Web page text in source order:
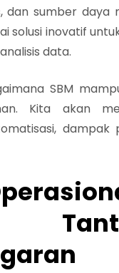
dan sumber daya
solusi inovatif
data.
SBM
Kita akan